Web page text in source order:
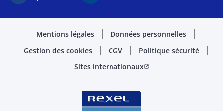
Mentions légales
Données personnelles
Gestion des cookies
CGV
Politique sécurité
Sites internationauxopen_in_new